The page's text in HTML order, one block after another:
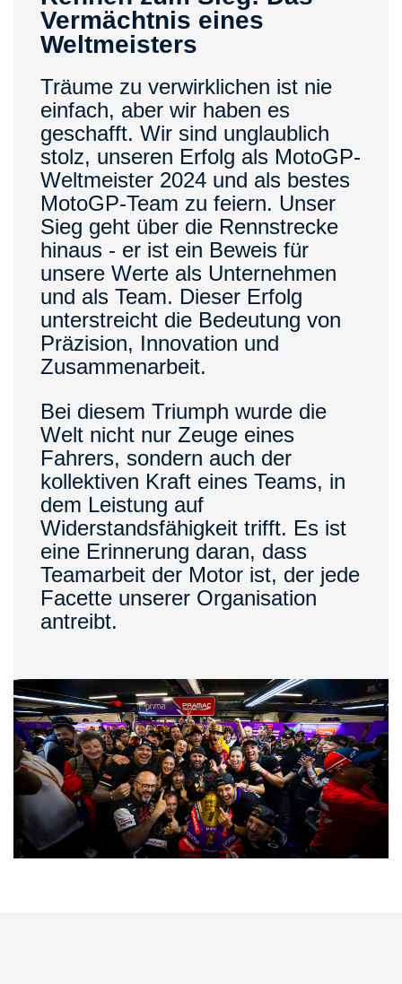
Vermächtnis eines
Weltmeisters
Träume zu verwirklichen ist nie
einfach, aber wir haben es
geschafft. Wir sind unglaublich
stolz, unseren Erfolg als MotoGP-
Weltmeister 2024 und als bestes
MotoGP-Team zu feiern. Unser
Sieg geht über die Rennstrecke
hinaus - er ist ein Beweis für
unsere Werte als Unternehmen
und als Team. Dieser Erfolg
unterstreicht die Bedeutung von
Präzision, Innovation und
Zusammenarbeit.
Bei diesem Triumph wurde die
Welt nicht nur Zeuge eines
Fahrers, sondern auch der
kollektiven Kraft eines Teams, in
dem Leistung auf
Widerstandsfähigkeit trifft. Es ist
eine Erinnerung daran, dass
Teamarbeit der Motor ist, der jede
Facette unserer Organisation
antreibt.